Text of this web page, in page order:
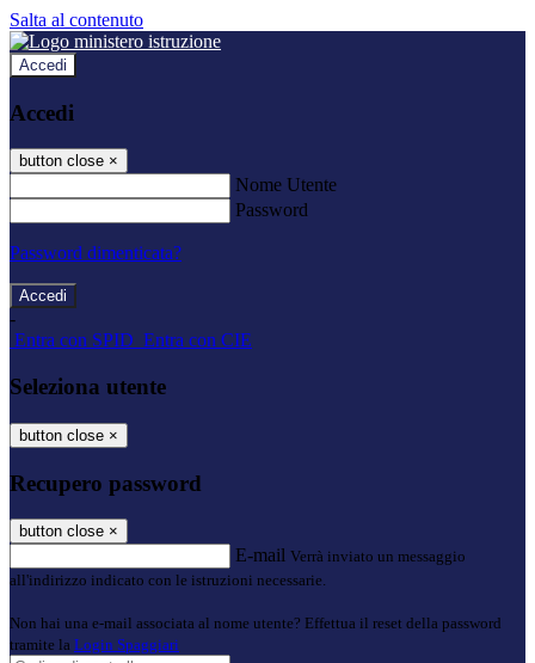
Salta al contenuto
Accedi
Accedi
button close ×
Nome Utente
Password
Password dimenticata?
-
Entra con SPID Entra con CIE
Seleziona utente
button close ×
Recupero password
button close ×
E-mail Verrà inviato un messaggio
all'indirizzo indicato con le istruzioni necessarie.
Non hai una e-mail associata al nome utente? Effettua il reset della password
tramite la Login Spaggiari